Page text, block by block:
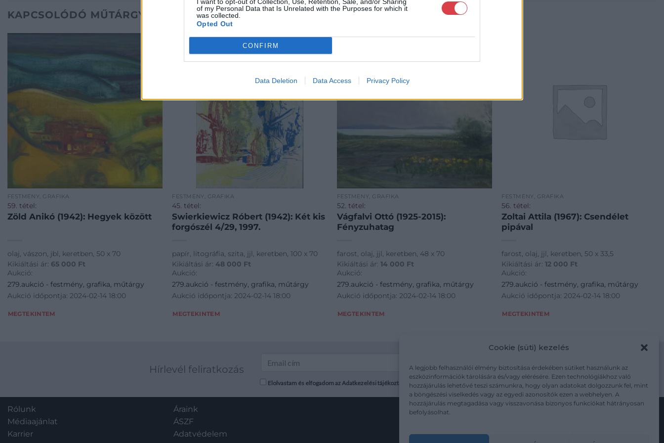
of my Personal Data that Is Unrelated with the Purposes for which it
was collected.
Opted Out
CONFIRM
Data Deletion Data Access Privacy Policy
Cookie (süti) kezelés
A legjobb felhasználói élmény biztosítása érdekében sütiket használunk az
eszközinformációk tárolására és/vagy elérésére. Ezen technológiákhoz való
hozzájárulás lehetővé teszi számunkra, hogy olyan adatokat dolgozzunk fel, mint
a böngészési viselkedés vagy az egyedi azonosítók ezen a webhelyen. A
hozzájárulás megtagadása vagy visszavonása bizonyos funkciókat hátrányosan
befolyásolhat.
KAPCSOLÓDÓ MŰTÁRGYAK
FESTMÉNY, GRAFIKA
59. tétel:
Zöld Anikó (1942): Hegyek között
olaj, vászon, jbl, keretben, 50 x 70
Kikiáltási ár: 65 000 Ft
Aukció:
279.aukció - festmény, grafika, műtárgy
Aukció időpontja: 2024-02-14 18:00
MEGTEKINTEM
FESTMÉNY, GRAFIKA
45. tétel:
Swierkiewicz Róbert (1942): Két kis
forgószél 4/29, 1997.
papír, litográfia, szita, jjl, keretben, 100 x 70
Kikiáltási ár: 48 000 Ft
Aukció:
279.aukció - festmény, grafika, műtárgy
Aukció időpontja: 2024-02-14 18:00
MEGTEKINTEM
FESTMÉNY, GRAFIKA
52. tétel:
Vágfalvi Ottó (1925-2015):
Fényzuhatag
farost, olaj, jjl, keretben, 48 x 70
Kikiáltási ár: 14 000 Ft
Aukció:
279.aukció - festmény, grafika, műtárgy
Aukció időpontja: 2024-02-14 18:00
MEGTEKINTEM
FESTMÉNY, GRAFIKA
56. tétel:
Zoltai Attila (1967): Csendélet
pipával
farost, olaj, jjl, keretben, 50 x 33,5
Kikiáltási ár:12 000 Ft
Aukció:
279.aukció - festmény, grafika, műtárgy
Aukció időpontja: 2024-02-14 18:00
MEGTEKINTEM
Hírlevél feliratkozás
Elolvastam és elfogadom az Adatkezelési tájékoztatót: mutargy.com/adatkezelesi-tajekoztato/
Rólunk
Médiaajánlat
Karrier
Áraink
ÁSZF
Adatvédelem